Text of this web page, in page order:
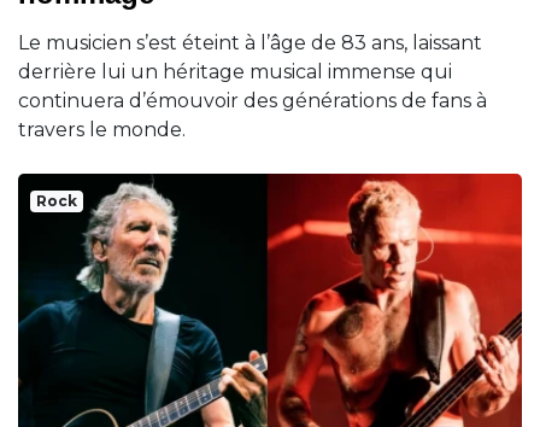
Le musicien s’est éteint à l’âge de 83 ans, laissant
derrière lui un héritage musical immense qui
continuera d’émouvoir des générations de fans à
travers le monde.
Rock